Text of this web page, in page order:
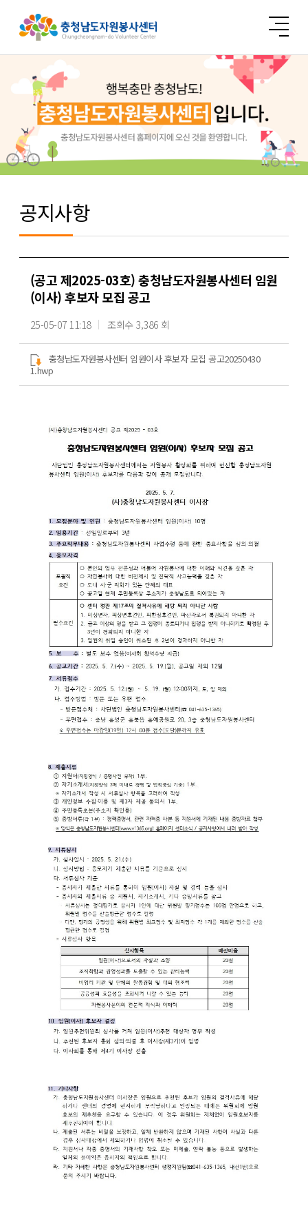
공지사항
(공고 제2025-03호) 충청남도자원봉사센터 임원
(이사) 후보자 모집 공고
25-05-07 11:18 조회수 3,386 회
충청남도자원봉사센터 임원이사 후보자 모집 공고20250430
1.hwp